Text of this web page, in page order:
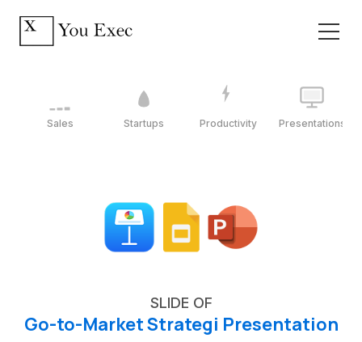
Sales Startups Productivity Presentations
SLIDE OF
Go-to-Market Strategi Presentation